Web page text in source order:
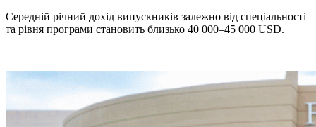
Середній річний дохід випускників залежно від спеціальності
та рівня програми становить близько 40 000–45 000 USD.